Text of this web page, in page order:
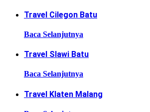
Travel Cilegon Batu
Baca Selanjutnya
Travel Slawi Batu
Baca Selanjutnya
Travel Klaten Malang